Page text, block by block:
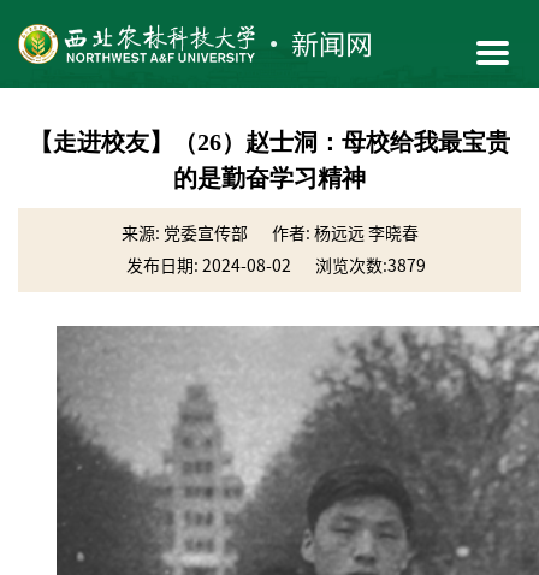
【走进校友】（26）赵士洞：母校给我最宝贵
的是勤奋学习精神
来源: 党委宣传部
作者: 杨远远 李晓春
发布日期: 2024-08-02
浏览次数:3879